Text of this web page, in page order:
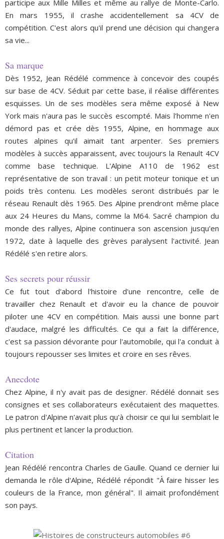
participe aux Mille Milles et même au rallye de Monte-Carlo.
En mars 1955, il crashe accidentellement sa 4CV de
compétition. C'est alors qu'il prend une décision qui changera
sa vie...
Sa marque
Dès 1952, Jean Rédélé commence à concevoir des coupés
sur base de 4CV. Séduit par cette base, il réalise différentes
esquisses. Un de ses modèles sera même exposé à New
York mais n'aura pas le succès escompté. Mais l'homme n'en
démord pas et crée dès 1955, Alpine, en hommage aux
routes alpines qu'il aimait tant arpenter. Ses premiers
modèles à succès apparaissent, avec toujours la Renault 4CV
comme base technique. L'Alpine A110 de 1962 est
représentative de son travail : un petit moteur tonique et un
poids très contenu. Les modèles seront distribués par le
réseau Renault dès 1965. Des Alpine prendront même place
aux 24 Heures du Mans, comme la M64. Sacré champion du
monde des rallyes, Alpine continuera son ascension jusqu'en
1972, date à laquelle des grèves paralysent l'activité. Jean
Rédélé s'en retire alors.
Ses secrets pour réussir
Ce fut tout d'abord l'histoire d'une rencontre, celle de
travailler chez Renault et d'avoir eu la chance de pouvoir
piloter une 4CV en compétition. Mais aussi une bonne part
d'audace, malgré les difficultés. Ce qui a fait la différence,
c'est sa passion dévorante pour l'automobile, qui l'a conduit à
toujours repousser ses limites et croire en ses rêves.
Anecdote
Chez Alpine, il n'y avait pas de designer. Rédélé donnait ses
consignes et ses collaborateurs exécutaient des maquettes.
Le patron d'Alpine n'avait plus qu'à choisir ce qui lui semblait le
plus pertinent et lancer la production.
Citation
Jean Rédélé rencontra Charles de Gaulle. Quand ce dernier lui
demanda le rôle d'Alpine, Rédélé répondit "À faire hisser les
couleurs de la France, mon général". Il aimait profondément
son pays.